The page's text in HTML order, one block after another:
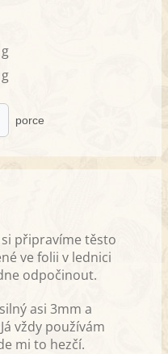
porce
připravíme těsto
ve folii v lednici
odpočinout.
asi 3mm a
vždy používám
mi to hezčí.